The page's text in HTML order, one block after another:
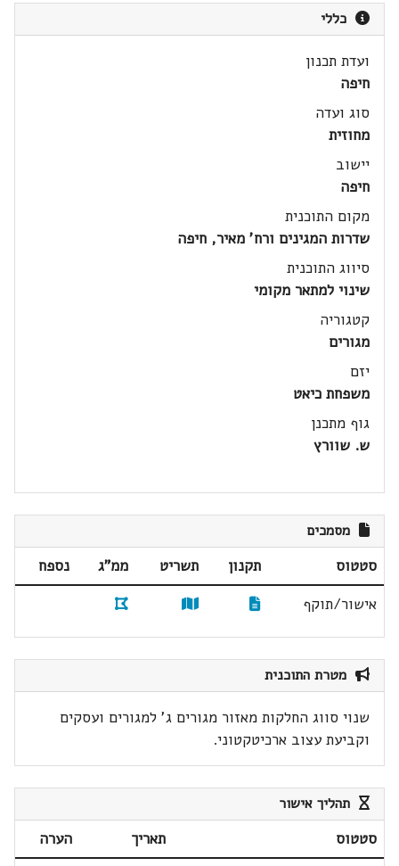
כללי
ועדת תכנון
חיפה
סוג ועדה
מחוזית
יישוב
חיפה
מקום התוכנית
שדרות המגינים ורח' מאיר, חיפה
סיווג התוכנית
שינוי למתאר מקומי
קטגוריה
מגורים
יזם
משפחת כיאט
גוף מתכנן
ש. שוורץ
מסמכים
סטטוס תקנון תשריט ממ"ג
נספח
אישור/תוקף
מטרת התוכנית
שנוי סווג החלקות מאזור מגורים ג' למגורים ועסקים
וקביעת עצוב ארכיטקטוני.
תהליך אישור
סטטוס תאריך
הערה